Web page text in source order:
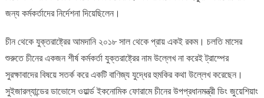
জন্য কর্মকর্তাদের নির্দেশনা দিয়েছিলেন।
চীন থেকে যুক্তরাষ্ট্রের আমদানি ২০১৮ সাল থেকে প্রায় একই রকম। চলতি মাসের
শুরুতে চীনের একজন শীর্ষ কর্মকর্তা যুক্তরাষ্ট্রের নাম উল্লেখ না করেই ট্রাম্পের
সুরক্ষাবাদের বিষয়ে সতর্ক করে একটি বাণিজ্য যুদ্ধের হুমকির কথা উল্লেখ করেছেন।
সুইজারল্যান্ডের ডাভোসে ওয়ার্ল্ড ইকনোমিক ফোরামে চীনের উপপ্রধানমন্ত্রী ডিং জুয়েশিয়াং